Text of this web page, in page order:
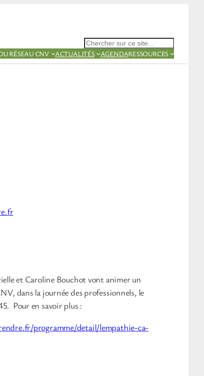
Rechercher
RÉSEAU CNV ACTUALITÉS AGENDARESSOURCES
et Caroline Bouchot vont animer un
dans la journée des professionnels, le
Pour en savoir plus :
programme/detail/lempathie-ca-